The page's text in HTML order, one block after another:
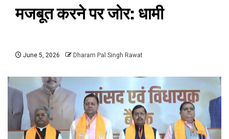
मजबूत करने पर जोर: धामी
June 5, 2026 Dharam Pal Singh Rawat